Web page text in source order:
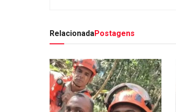
RelacionadaPostagens